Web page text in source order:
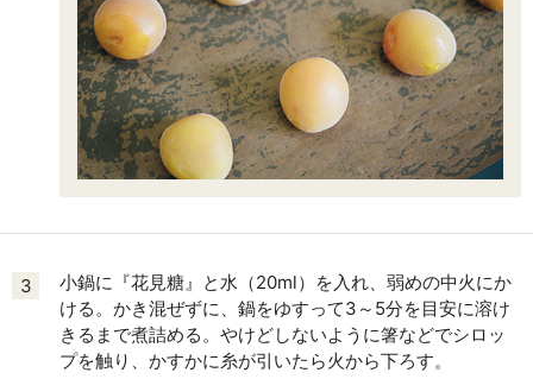
3
小鍋に『花見糖』と水（20ml）を入れ、弱めの中火にか
ける。かき混ぜずに、鍋をゆすって3～5分を目安に溶け
きるまで煮詰める。やけどしないように箸などでシロッ
プを触り、かすかに糸が引いたら火から下ろす。